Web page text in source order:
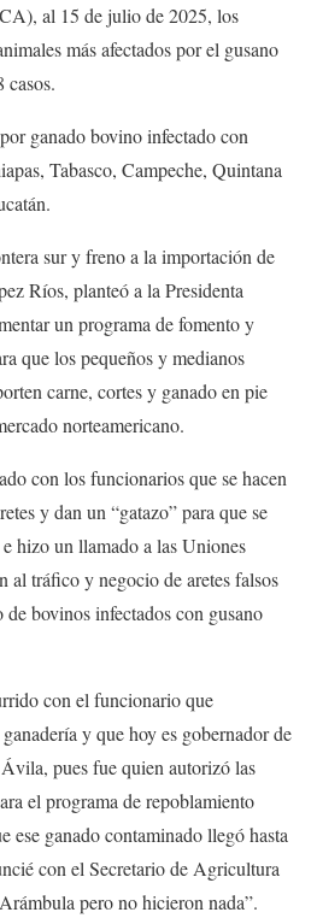
al 15 de julio de 2025, los
más afectados por el gusano
casos.
ganado bovino infectado con
Tabasco, Campeche, Quintana
sur y freno a la importación de
Ríos, planteó a la Presidenta
un programa de fomento y
que los pequeños y medianos
carne, cortes y ganado en pie
norteamericano.
con los funcionarios que se hacen
y dan un “gatazo” para que se
hizo un llamado a las Uniones
al tráfico y negocio de aretes falsos
bovinos infectados con gusano
con el funcionario que
y que hoy es gobernador de
pues fue quien autorizó las
el programa de repoblamiento
ese ganado contaminado llegó hasta
con el Secretario de Agricultura
pero no hicieron nada”.